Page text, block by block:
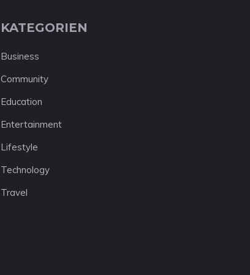
KATEGORIEN
Business
Community
Education
Entertainment
Lifestyle
Technology
Travel